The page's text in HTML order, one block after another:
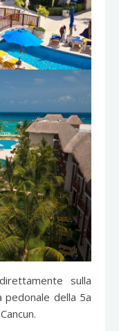
sulla
pedonale della 5a